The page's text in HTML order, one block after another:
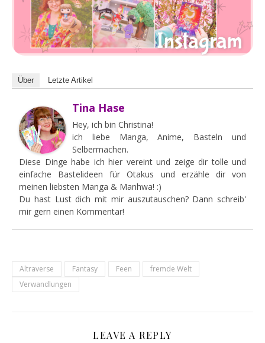
Über Letzte Artikel
Tina Hase
Hey, ich bin Christina!
ich liebe Manga, Anime, Basteln und
Selbermachen.
Diese Dinge habe ich hier vereint und zeige dir tolle und
einfache Bastelideen für Otakus und erzähle dir von
meinen liebsten Manga & Manhwa! :)
Du hast Lust dich mit mir auszutauschen? Dann schreib'
mir gern einen Kommentar!
Altraverse Fantasy Feen
fremde Welt
Verwandlungen
LEAVE A REPLY